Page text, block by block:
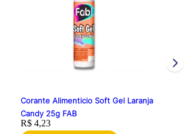
Corante Alimenticio Soft Gel Laranja
Candy 25g FAB
Price:
R$ 4,23